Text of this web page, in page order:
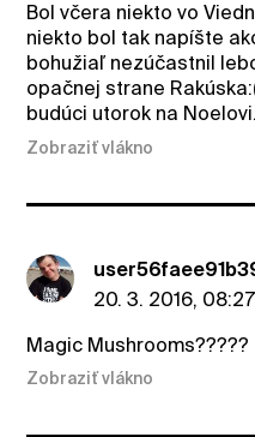
Bol včera niekto vo
niekto bol tak napíšte
bohužiaľ nezúčastnil
opačnej strane
budúci utorok na
Zobraziť vlákno
20. 3. 2016, 08:27
Magic Mushrooms?????
Zobraziť vlákno